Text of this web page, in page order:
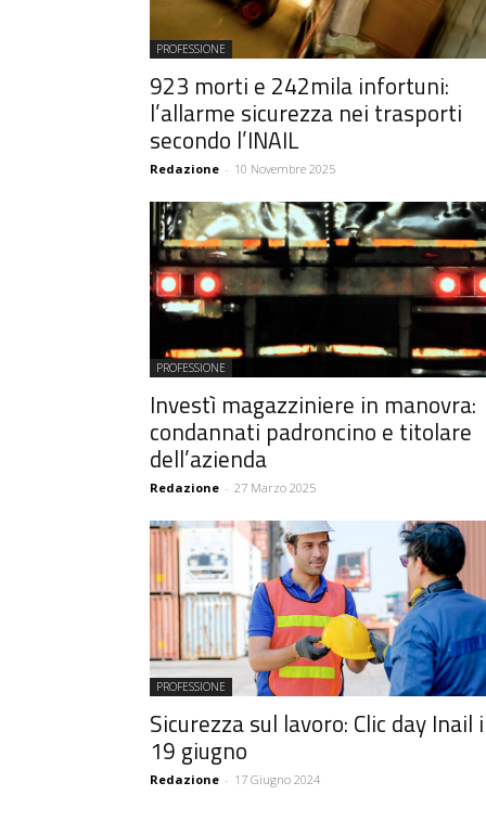
PROFESSIONE
923 morti e 242mila infortuni:
l’allarme sicurezza nei trasporti
secondo l’INAIL
Redazione - 10 Novembre 2025
PROFESSIONE
Investì magazziniere in manovra:
condannati padroncino e titolare
dell’azienda
Redazione - 27 Marzo 2025
PROFESSIONE
Sicurezza sul lavoro: Clic day Inail
19 giugno
Redazione - 17 Giugno 2024